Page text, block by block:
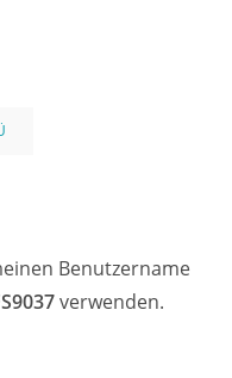
Benutzername
verwenden.